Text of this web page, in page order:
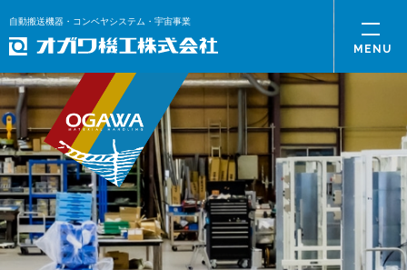
自動搬送機器・コンベヤシステム・宇宙事業